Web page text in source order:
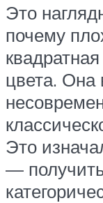
Это
почему
цвета. Она
Это
—